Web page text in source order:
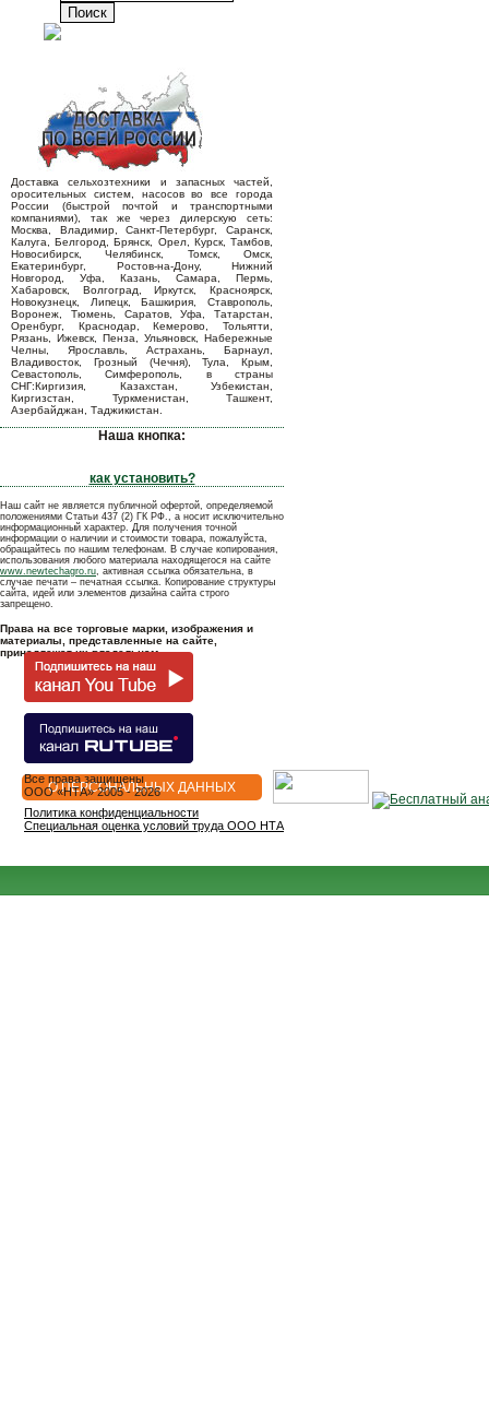
Доставка сельхозтехники и запасных частей,
оросительных систем, насосов во все города
России (быстрой почтой и транспортными
компаниями), так же через дилерскую сеть:
Москва, Владимир, Санкт-Петербург, Саранск,
Калуга, Белгород, Брянск, Орел, Курск, Тамбов,
Новосибирск, Челябинск, Томск, Омск,
Екатеринбург, Ростов-на-Дону, Нижний
Новгород, Уфа, Казань, Самара, Пермь,
Хабаровск, Волгоград, Иркутск, Красноярск,
Новокузнецк, Липецк, Башкирия, Ставрополь,
Воронеж, Тюмень, Саратов, Уфа, Татарстан,
Оренбург, Краснодар, Кемерово, Тольятти,
Рязань, Ижевск, Пенза, Ульяновск, Набережные
Челны, Ярославль, Астрахань, Барнаул,
Владивосток, Грозный (Чечня), Тула, Крым,
Севастополь, Симферополь, в страны
СНГ:Киргизия, Казахстан, Узбекистан,
Киргизстан, Туркменистан, Ташкент,
Азербайджан, Таджикистан.
Наша кнопка:
как установить?
Наш сайт не является публичной офертой, определяемой
положениями Статьи 437 (2) ГК РФ., а носит исключительно
информационный характер. Для получения точной
информации о наличии и стоимости товара, пожалуйста,
обращайтесь по нашим телефонам. В случае копирования,
использования любого материала находящегося на сайте
www.newtechagro.ru, активная ссылка обязательна, в
случае печати – печатная ссылка. Копирование структуры
сайта, идей или элементов дизайна сайта строго
запрещено.
Права на все торговые марки, изображения и
материалы, представленные на сайте,
принадлежат их владельцам.
О ПЕРСОНАЛЬНЫХ ДАННЫХ
Все права защищены
OOO «НТА» 2005 - 2026
Политика конфиденциальности
Специальная оценка условий труда ООО НТА